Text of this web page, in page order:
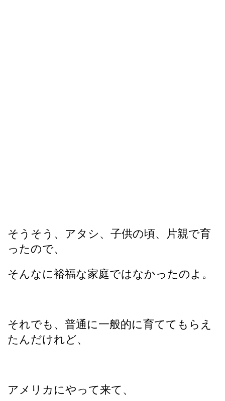
そうそう、アタシ、子供の頃、片親で育
ったので、
そんなに裕福な家庭ではなかったのよ。
それでも、普通に一般的に育ててもらえ
たんだけれど、
アメリカにやって来て、